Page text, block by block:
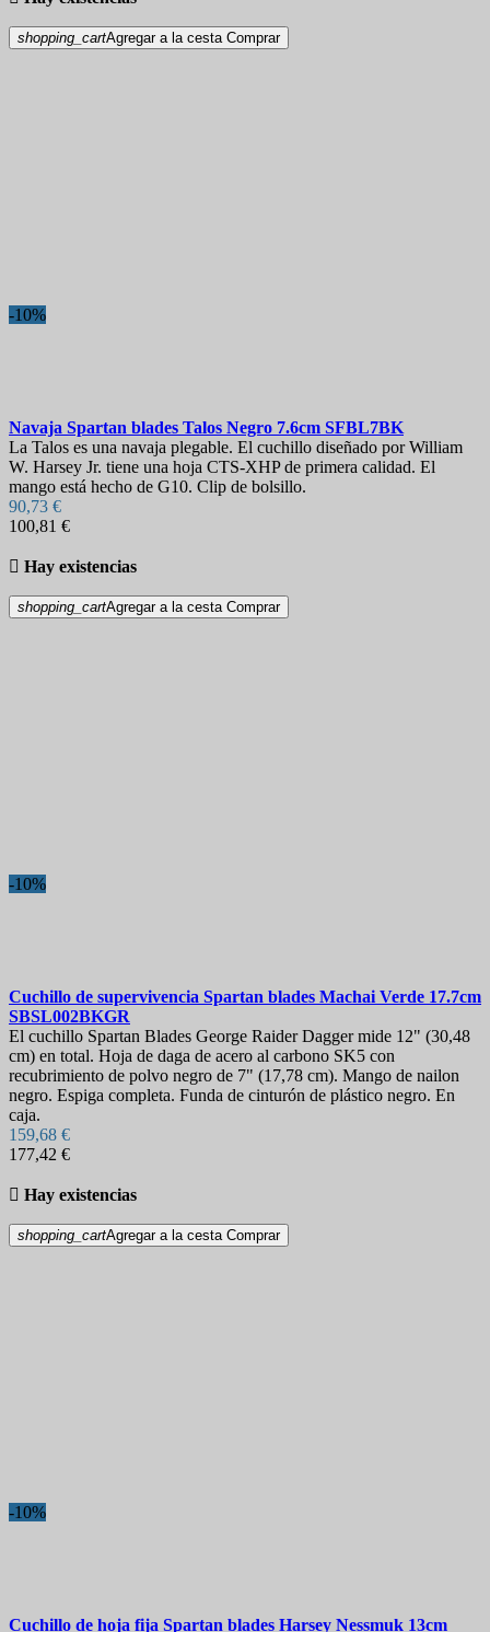
shopping_cartAgregar a la cesta Comprar
-10%
Navaja Spartan blades Talos Negro 7.6cm SFBL7BK
La Talos es una navaja plegable. El cuchillo diseñado por William
W. Harsey Jr. tiene una hoja CTS-XHP de primera calidad. El
mango está hecho de G10. Clip de bolsillo.
90,73 €
100,81 €
 Hay existencias
shopping_cartAgregar a la cesta Comprar
-10%
Cuchillo de supervivencia Spartan blades Machai Verde 17.7cm
SBSL002BKGR
El cuchillo Spartan Blades George Raider Dagger mide 12" (30,48
cm) en total. Hoja de daga de acero al carbono SK5 con
recubrimiento de polvo negro de 7" (17,78 cm). Mango de nailon
negro. Espiga completa. Funda de cinturón de plástico negro. En
caja.
159,68 €
177,42 €
 Hay existencias
shopping_cartAgregar a la cesta Comprar
-10%
Cuchillo de hoja fija Spartan blades Harsey Nessmuk 13cm